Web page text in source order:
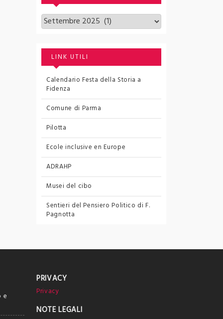
Archivi
LINK UTILI
Calendario Festa della Storia a
Fidenza
Comune di Parma
Pilotta
Ecole inclusive en Europe
ADRAHP
Musei del cibo
Sentieri del Pensiero Politico di F.
Pagnotta
e
PRIVACY
Privacy
NOTE LEGALI